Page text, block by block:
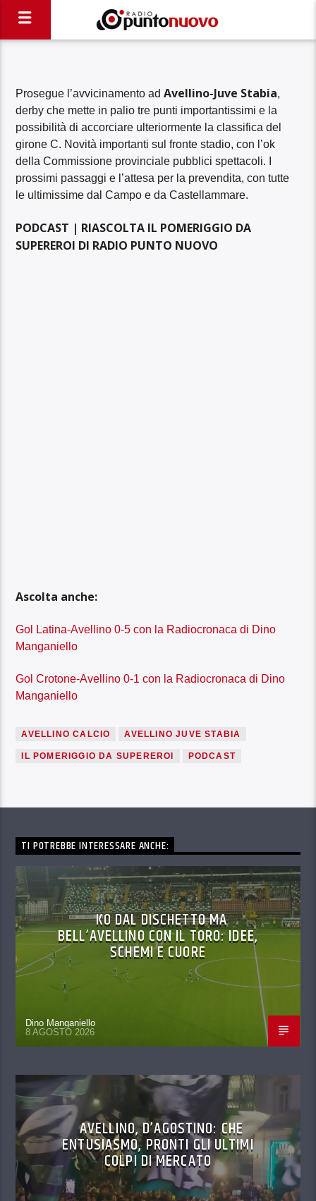
Prosegue l’avvicinamento adAvellino-Juve Stabia,
derby che mette in palio tre punti importantissimi e la
possibilità di accorciare ulteriormente la classifica del
girone C. Novità importanti sul fronte stadio, con l’ok
della Commissione provinciale pubblici spettacoli. I
prossimi passaggi e l’attesa per la prevendita, con tutte
le ultimissime dal Campo e da Castellammare.
PODCAST | RIASCOLTA IL POMERIGGIO DA
SUPEREROI DI RADIO PUNTO NUOVO
Ascolta anche:
Gol Latina-Avellino 0-5 con la Radiocronaca di Dino
Manganiello
Gol Crotone-Avellino 0-1 con la Radiocronaca di Dino
Manganiello
AVELLINO CALCIO AVELLINO JUVE STABIA
IL POMERIGGIO DA SUPEREROI PODCAST
TI POTREBBE INTERESSARE ANCHE:
KO DAL DISCHETTO MA
BELL’AVELLINO CON IL TORO: IDEE,
SCHEMI E CUORE
Dino Manganiello
8 AGOSTO 2026
AVELLINO, D’AGOSTINO: CHE
ENTUSIASMO, PRONTI GLI ULTIMI
COLPI DI MERCATO